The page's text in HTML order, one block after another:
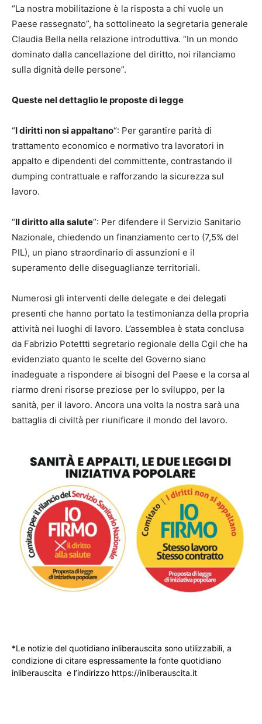
“La nostra mobilitazione è la risposta a chi vuole un
Paese rassegnato”, ha sottolineato la segretaria generale
Claudia Bella nella relazione introduttiva. “In un mondo
dominato dalla cancellazione del diritto, noi rilanciamo
sulla dignità delle persone”.
Queste nel dettaglio le proposte di legge
“I diritti non si appaltano“: Per garantire parità di
trattamento economico e normativo tra lavoratori in
appalto e dipendenti del committente, contrastando il
dumping contrattuale e rafforzando la sicurezza sul
lavoro.
“Il diritto alla salute“: Per difendere il Servizio Sanitario
Nazionale, chiedendo un finanziamento certo (7,5% del
PIL), un piano straordinario di assunzioni e il
superamento delle diseguaglianze territoriali.
Numerosi gli interventi delle delegate e dei delegati
presenti che hanno portato la testimonianza della propria
attività nei luoghi di lavoro. L’assemblea è stata conclusa
da Fabrizio Potettti segretario regionale della Cgil che ha
evidenziato quanto le scelte del Governo siano
inadeguate a rispondere ai bisogni del Paese e la corsa al
riarmo dreni risorse preziose per lo sviluppo, per la
sanità, per il lavoro. Ancora una volta la nostra sarà una
battaglia di civiltà per riunificare il mondo del lavoro.
*Le notizie del quotidiano inliberauscita sono utilizzabili, a
condizione di citare espressamente la fonte quotidiano
inliberauscita e l’indirizzo https://inliberauscita.it